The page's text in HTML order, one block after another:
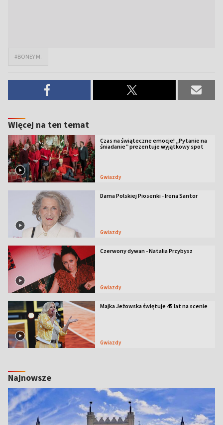
#BONEY M.
Więcej na ten temat
Czas na świąteczne emocje! „Pytanie na
śniadanie” prezentuje wyjątkowy spot
Gwiazdy
Dama Polskiej Piosenki - Irena Santor
Gwiazdy
Czerwony dywan - Natalia Przybysz
Gwiazdy
Majka Jeżowska świętuje 45 lat na scenie
Gwiazdy
Najnowsze